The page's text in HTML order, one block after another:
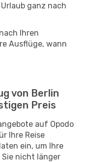
ganz nach
Ihren
Ausflüge, wann
von Berlin
Preis
auf Opodo
Ihre Reise
ein, um Ihre
nicht länger